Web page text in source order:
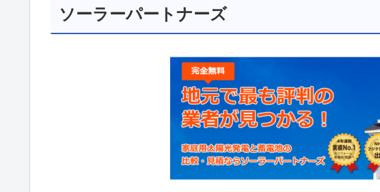
ソーラーパートナーズ